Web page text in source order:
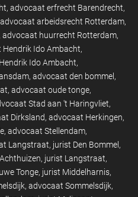
advocaat erfrecht Barendrecht
advocaat arbeidsrecht Rotterdam
advocaat huurrecht Rotterdam
Ido Ambacht
Ido Ambacht
advocaat den bommel
advocaat oude tonge
Stad aan 't Haringvliet
Dirksland advocaat Herkingen
advocaat Stellendam
Langstraat jurist Den Bommel
jurist Langstraat
Tonge jurist Middelharnis
advocaat Sommelsdijk